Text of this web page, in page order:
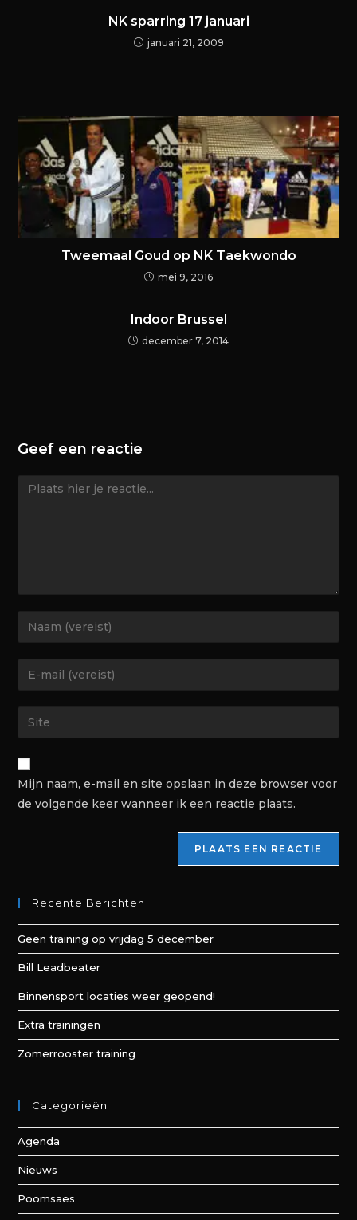
NK sparring 17 januari
januari 21, 2009
Tweemaal Goud op NK Taekwondo
mei 9, 2016
Indoor Brussel
december 7, 2014
Geef een reactie
Mijn naam, e-mail en site opslaan in deze browser voor
de volgende keer wanneer ik een reactie plaats.
Recente Berichten
Geen training op vrijdag 5 december
Bill Leadbeater
Binnensport locaties weer geopend!
Extra trainingen
Zomerrooster training
Categorieën
Agenda
Nieuws
Poomsaes